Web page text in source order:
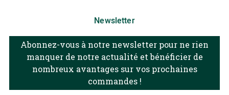
Newsletter
Abonnez-vous à notre newsletter pour ne rien
manquer de notre actualité et bénéficier de
nombreux avantages sur vos prochaines
commandes !